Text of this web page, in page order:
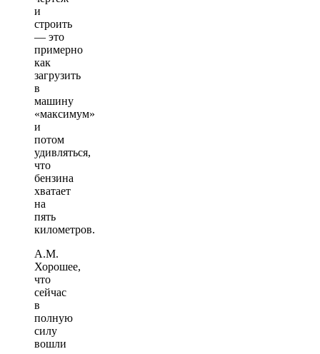
и
строить
— это
примерно
как
загрузить
в
машину
«максимум»
и
потом
удивляться,
что
бензина
хватает
на
пять
километров.
А.М.
Хорошее,
что
сейчас
в
полную
силу
вошли